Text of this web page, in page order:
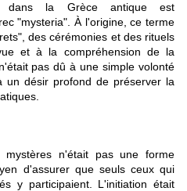
dans la Grèce antique est
"mysteria". À l'origine, ce terme
des cérémonies et des rituels
et à la compréhension de la
pas dû à une simple volonté
un désir profond de préserver la
mystères n'était pas une forme
d'assurer que seuls ceux qui
y participaient. L'initiation était